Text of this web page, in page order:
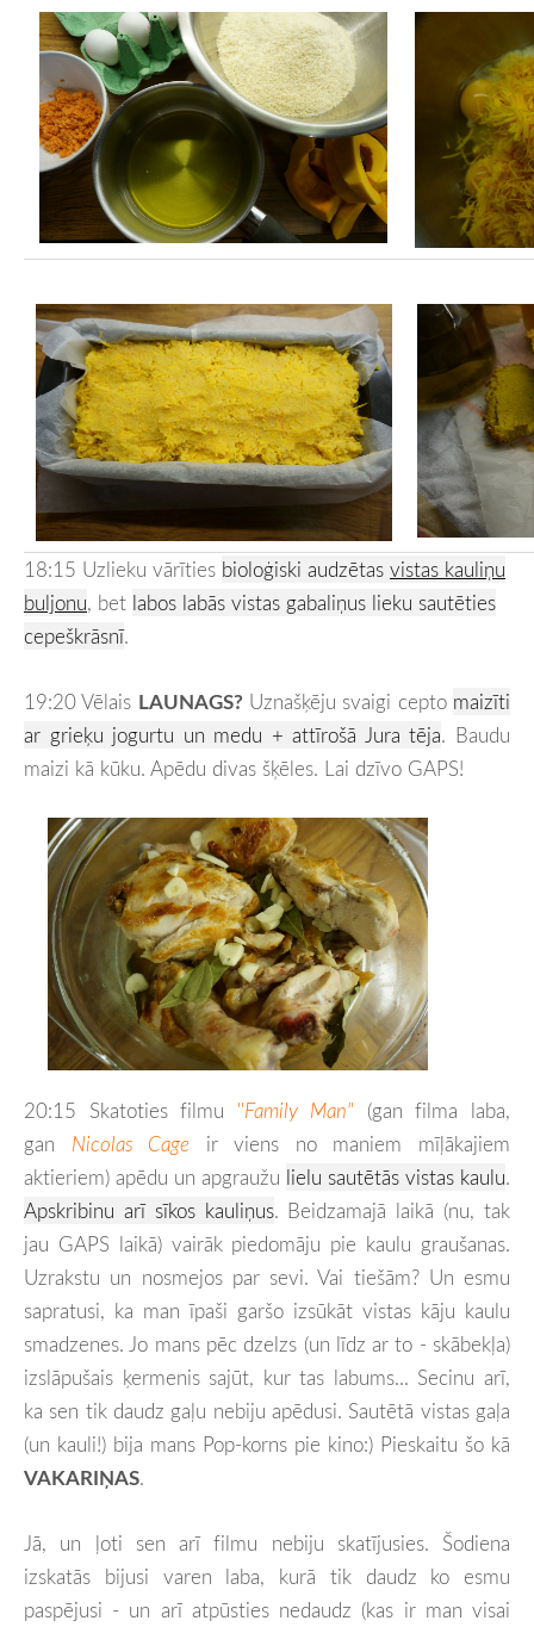
18:15 Uzlieku vārīties bioloģiski audzētas vistas kauliņu
buljonu, bet labos labās vistas gabaliņus lieku sautēties
cepeškrāsnī.
19:20 Vēlais LAUNAGS? Uznašķēju svaigi cepto maizīti
ar grieķu jogurtu un medu + attīrošā Jura tēja. Baudu
maizi kā kūku. Apēdu divas šķēles. Lai dzīvo GAPS!
20:15 Skatoties filmu ''Family Man'' (gan filma laba,
gan Nicolas Cage ir viens no maniem mīļākajiem
aktieriem) apēdu un apgraužu lielu sautētās vistas kaulu.
Apskribinu arī sīkos kauliņus. Beidzamajā laikā (nu, tak
jau GAPS laikā) vairāk piedomāju pie kaulu graušanas.
Uzrakstu un nosmejos par sevi. Vai tiešām? Un esmu
sapratusi, ka man īpaši garšo izsūkāt vistas kāju kaulu
smadzenes. Jo mans pēc dzelzs (un līdz ar to - skābekļa)
izslāpušais ķermenis sajūt, kur tas labums... Secinu arī,
ka sen tik daudz gaļu nebiju apēdusi. Sautētā vistas gaļa
(un kauli!) bija mans Pop-korns pie kino:) Pieskaitu šo kā
VAKARIŅAS.
Jā, un ļoti sen arī filmu nebiju skatījusies. Šodiena
izskatās bijusi varen laba, kurā tik daudz ko esmu
paspējusi - un arī atpūsties nedaudz (kas ir man visai